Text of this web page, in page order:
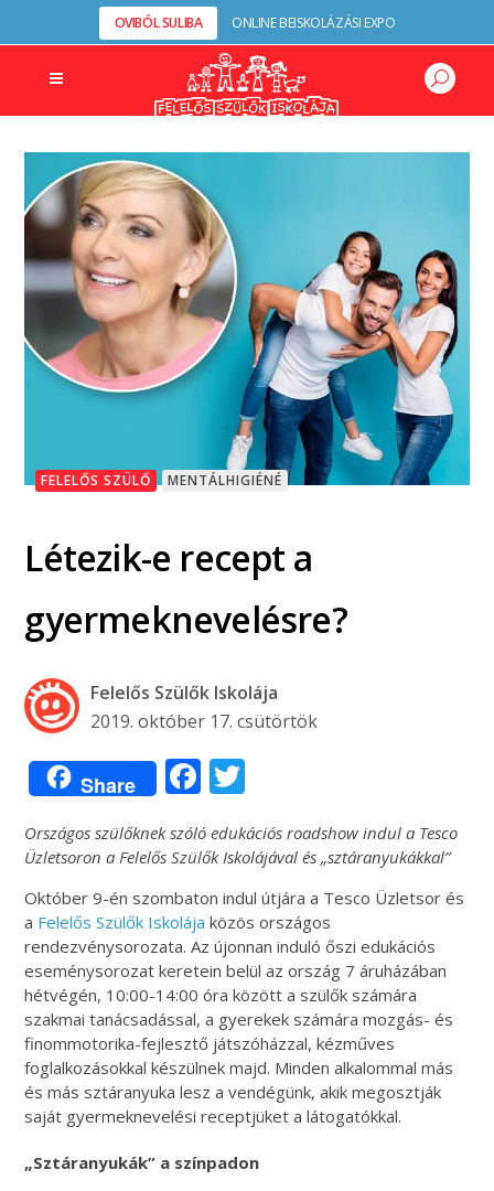
OVIBÓL SULIBA ONLINE BEISKOLÁZÁSI EXPO
FELELŐS SZÜLŐ MENTÁLHIGIÉNÉ
Létezik-e recept a
gyermeknevelésre?
Felelős Szülők Iskolája
2019. október 17. csütörtök
Share Facebook
Országos szülőknek szóló edukációs roadshow indul a Tesco
Üzletsoron a Felelős Szülők Iskolájával és „sztáranyukákkal”
Október 9-én szombaton indul útjára a Tesco Üzletsor és
a Felelős Szülők Iskolája közös országos
rendezvénysorozata. Az újonnan induló őszi edukációs
eseménysorozat keretein belül az ország 7 áruházában
hétvégén, 10:00-14:00 óra között a szülők számára
szakmai tanácsadással, a gyerekek számára mozgás- és
finommotorika-fejlesztő játszóházzal, kézműves
foglalkozásokkal készülnek majd. Minden alkalommal más
és más sztáranyuka lesz a vendégünk, akik megosztják
saját gyermeknevelési receptjüket a látogatókkal.
„Sztáranyukák” a színpadon